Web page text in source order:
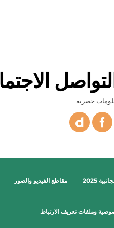
حصرية
2025 مقاطع الفيديو والصور
وملفات تعريف الارتباط